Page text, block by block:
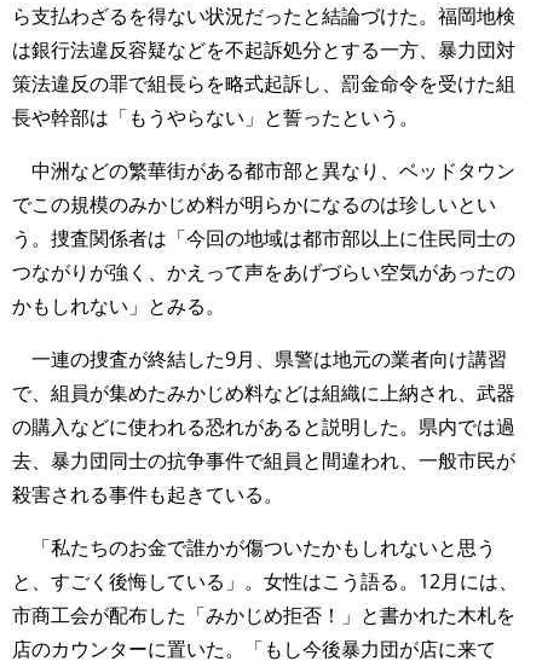
ら支払わざるを得ない状況だったと結論づけた。福岡地検
は銀行法違反容疑などを不起訴処分とする一方、暴力団対
策法違反の罪で組長らを略式起訴し、罰金命令を受けた組
長や幹部は「もうやらない」と誓ったという。
中洲などの繁華街がある都市部と異なり、ベッドタウン
でこの規模のみかじめ料が明らかになるのは珍しいとい
う。捜査関係者は「今回の地域は都市部以上に住民同士の
つながりが強く、かえって声をあげづらい空気があったの
かもしれない」とみる。
一連の捜査が終結した9月、県警は地元の業者向け講習
で、組員が集めたみかじめ料などは組織に上納され、武器
の購入などに使われる恐れがあると説明した。県内では過
去、暴力団同士の抗争事件で組員と間違われ、一般市民が
殺害される事件も起きている。
「私たちのお金で誰かが傷ついたかもしれないと思う
と、すごく後悔している」。女性はこう語る。12月には、
市商工会が配布した「みかじめ拒否！」と書かれた木札を
店のカウンターに置いた。「もし今後暴力団が店に来て